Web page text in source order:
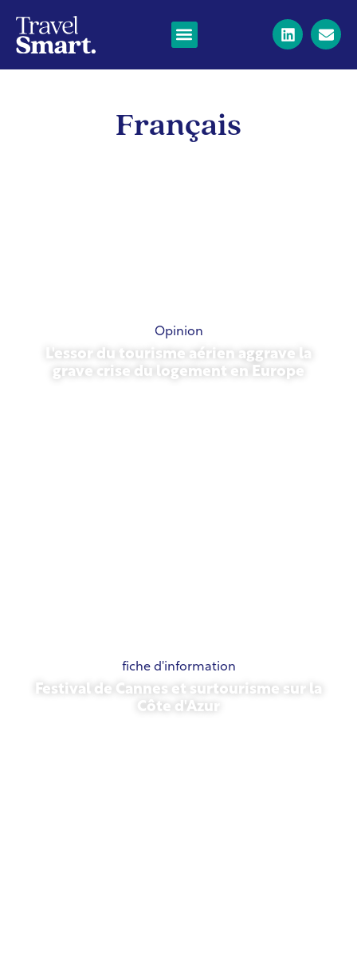
Français
Opinion
L'essor du tourisme aérien aggrave la
grave crise du logement en Europe
fiche d'information
Festival de Cannes et surtourisme sur la
Côte d'Azur